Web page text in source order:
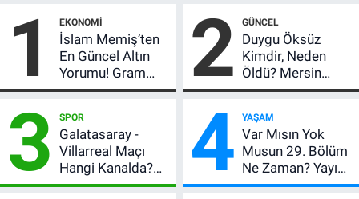
1 EKONOMI
İslam Memiş’ten
En Güncel Altın
Yorumu! Gram
Altın İçin 6.350 TL
Beklentisi
Değişmedi
2 GÜNCEL
Duygu Öksüz
Kimdir, Neden
Öldü? Mersin
Basınının Acı
3 SPOR
Galatasaray -
Villarreal Maçı
Hangi Kanalda?
Hazırlık Maçı Ne
4 YAŞAM
Var Mısın Yok
Musun 29. Bölüm
Ne Zaman? Yayın
Günü Değişti, Yeni